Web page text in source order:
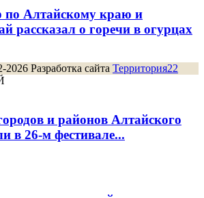
по Алтайскому краю и
рассказал о горечи в огурцах
Разработка сайта Территория22
и районов Алтайского
в 26-м фестивале...